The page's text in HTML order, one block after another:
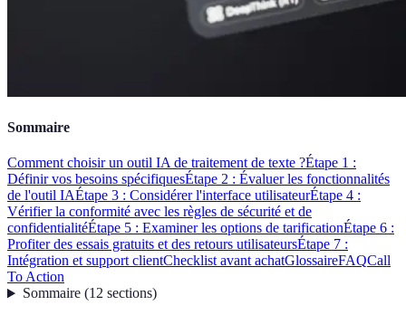
Sommaire
Comment choisir un outil IA de traitement de texte ?Étape 1 :
Définir vos besoins spécifiquesÉtape 2 : Évaluer les fonctionnalités
de l'outil IAÉtape 3 : Considérer l'interface utilisateurÉtape 4 :
Vérifier la conformité avec les règles de sécurité et de
confidentialitéÉtape 5 : Examiner les options de tarificationÉtape 6 :
Profiter des essais gratuits et des retours utilisateursÉtape 7 :
Intégration et support clientChecklist avant achatGlossaireFAQCall
To Action
Sommaire(12 sections)